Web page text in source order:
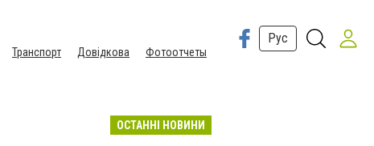
Транспорт Довідкова Фотоотчеты
Рус
ОСТАННІ НОВИНИ